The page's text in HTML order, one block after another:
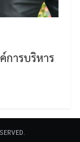
การบริหาร